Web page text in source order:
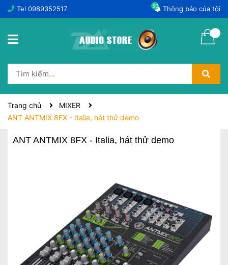
Tel 0989352517 Thông báo của tôi
50
Trang chủ
MIXER
ANT ANTMIX 8FX - Italia, hát thử demo
ANT ANTMIX 8FX - Italia, hát thử demo